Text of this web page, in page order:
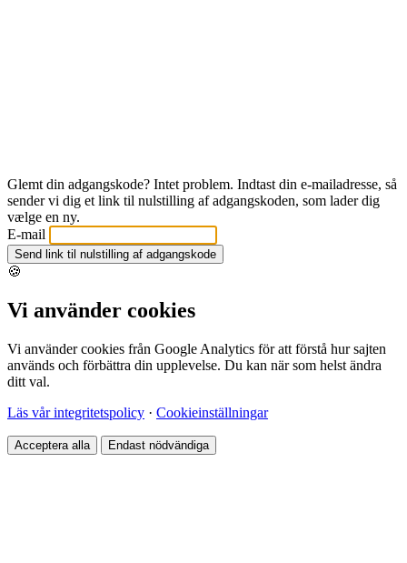
Glemt din adgangskode? Intet problem. Indtast din e-mailadresse, så
sender vi dig et link til nulstilling af adgangskoden, som lader dig
vælge en ny.
E-mail
Send link til nulstilling af adgangskode
🍪
Vi använder cookies
Vi använder cookies från Google Analytics för att förstå hur sajten
används och förbättra din upplevelse. Du kan när som helst ändra
ditt val.
Läs vår integritetspolicy · Cookieinställningar
Acceptera alla Endast nödvändiga